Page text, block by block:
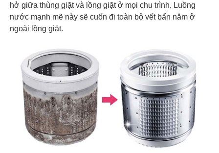
hở giữa thùng giặt và lồng giặt ở mọi chu trình. Luồng
nước mạnh mẽ này sẽ cuốn đi toàn bộ vết bẩn nằm ở
ngoài lồng giặt.